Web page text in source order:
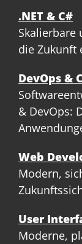
.NET & C#
Skalierbare
die Zukunft
DevOps &
& DevOps:
Web
Modern,
User
Moderne,